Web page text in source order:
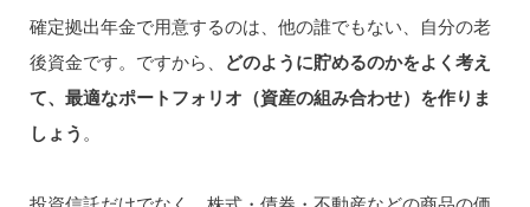
確定拠出年金で用意するのは、他の誰でもない、自分の老
後資金です。ですから、
どのように貯めるのかをよく考え
て、最適なポートフォリオ（資産の組み合わせ）を作りま
しょう 。